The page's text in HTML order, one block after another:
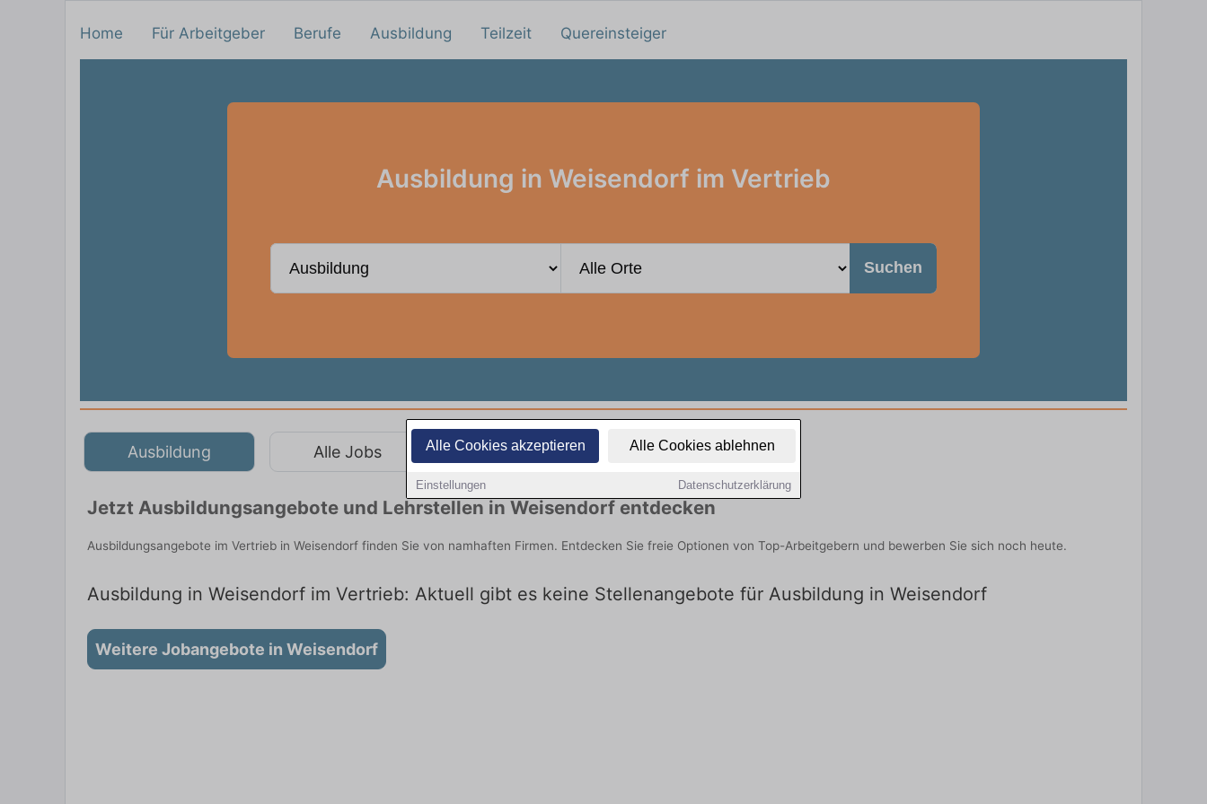
Alle Cookies akzeptieren Alle Cookies ablehnen
Einstellungen Datenschutzerklärung
Home Für Arbeitgeber Berufe Ausbildung Teilzeit Quereinsteiger
Ausbildung in Weisendorf im Vertrieb
Suchen
Ausbildung Alle Jobs Teilzeit Quereinsteiger
Jetzt Ausbildungsangebote und Lehrstellen in Weisendorf entdecken
Ausbildungsangebote im Vertrieb in Weisendorf finden Sie von namhaften Firmen. Entdecken Sie freie Optionen von Top-Arbeitgebern und bewerben Sie sich noch heute.
Ausbildung in Weisendorf im Vertrieb: Aktuell gibt es keine Stellenangebote für Ausbildung in Weisendorf
Weitere Jobangebote in Weisendorf